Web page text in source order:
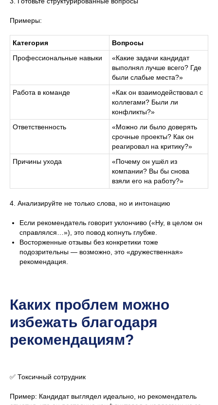
Примеры:
Категория
Вопросы
Профессиональные навыки
«Какие задачи кандидат
выполнял лучше всего? Где
были слабые места?»
Работа в команде
«Как он взаимодействовал с
коллегами? Были ли
конфликты?»
Ответственность
«Можно ли было доверять
срочные проекты? Как он
реагировал на критику?»
Причины ухода
«Почему он ушёл из
компании? Вы бы снова
взяли его на работу?»
4. Анализируйте не только слова, но и интонацию
Если рекомендатель говорит уклончиво («Ну, в целом он
справлялся…»), это повод копнуть глубже.
Восторженные отзывы без конкретики тоже
подозрительны — возможно, это «дружественная»
рекомендация.
Каких проблем можно
избежать благодаря
рекомендациям?
✅ Токсичный сотрудник
Пример: Кандидат выглядел идеально, но рекомендатель